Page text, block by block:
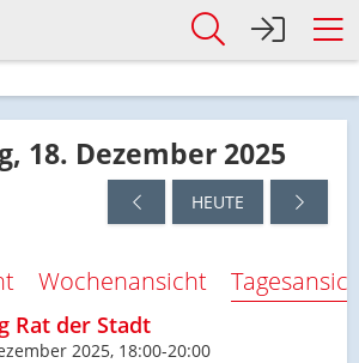
18. Dezember 2025
HEUTE
Wochenansicht
Rat der Stadt
2025, 18:00-20:00